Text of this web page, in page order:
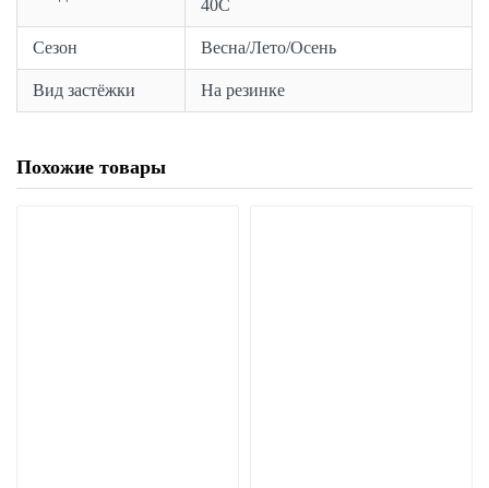
40С
Сезон Весна/Лето/Осень
Вид застёжки На резинке
Похожие товары